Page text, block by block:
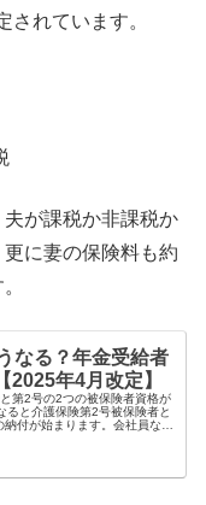
れています。
が課税か非課税か
に妻の保険料も約
なる？年金受給者
2025年4月改定】
第2号の2つの被保険者資格が
ると介護保険第2号被保険者と
納付が始まります。会社員など